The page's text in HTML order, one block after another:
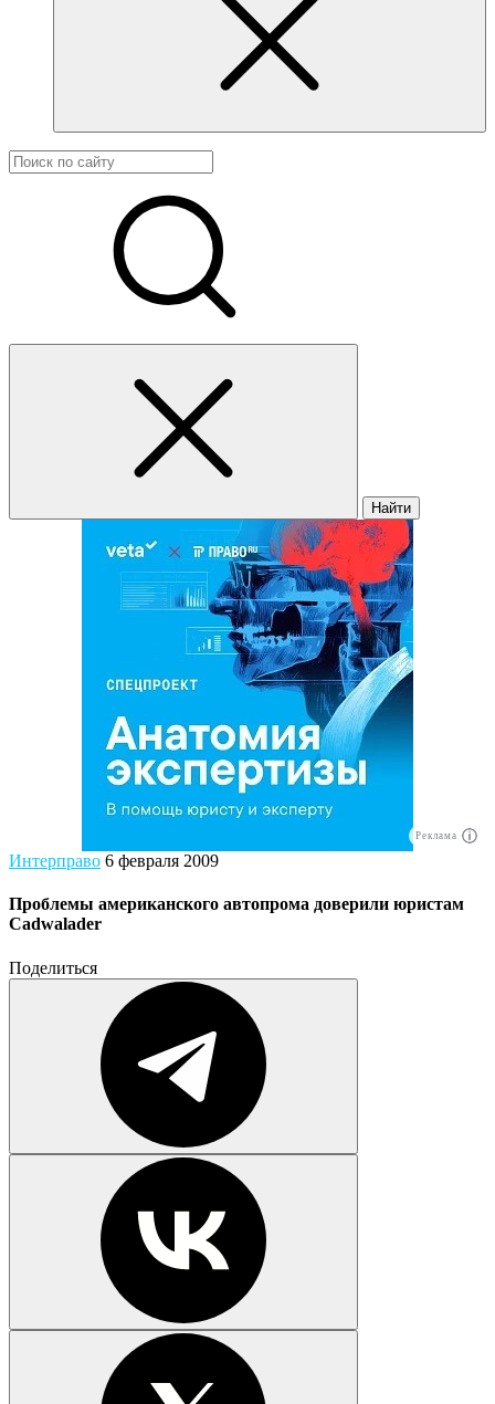
Найти
Реклама
Интерправо 6 февраля 2009
Проблемы американского автопрома доверили юристам
Cadwalader
Поделиться